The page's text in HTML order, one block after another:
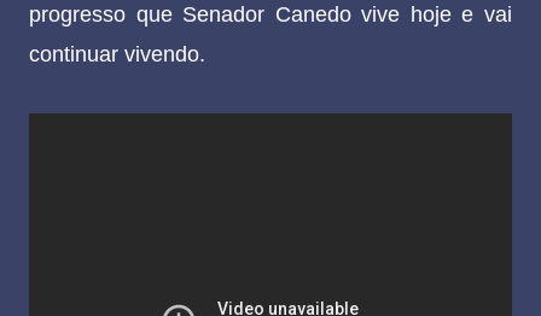
progresso que Senador Canedo vive hoje e vai
continuar vivendo.